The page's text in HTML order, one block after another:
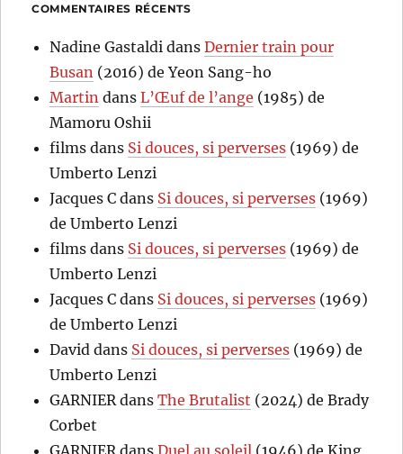
COMMENTAIRES RÉCENTS
Nadine Gastaldi dansDernier train pour
Busan (2016) de Yeon Sang-ho
Martin dansL’Œuf de l’ange (1985) de
Mamoru Oshii
films dans Si douces, si perverses (1969) de
Umberto Lenzi
Jacques C dans Si douces, si perverses (1969)
de Umberto Lenzi
films dans Si douces, si perverses (1969) de
Umberto Lenzi
Jacques C dans Si douces, si perverses (1969)
de Umberto Lenzi
David dans Si douces, si perverses (1969) de
Umberto Lenzi
GARNIER dansThe Brutalist (2024) de Brady
Corbet
GARNIER dansDuel au soleil (1946) de King